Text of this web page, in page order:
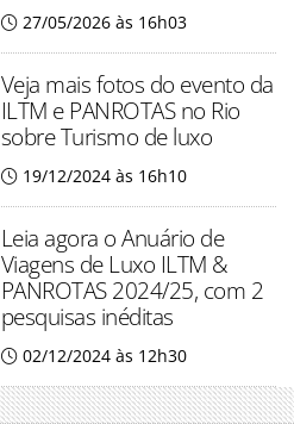
27/05/2026 às 16h03
Veja mais fotos do evento da
ILTM e PANROTAS no Rio
sobre Turismo de luxo
19/12/2024 às 16h10
Leia agora o Anuário de
Viagens de Luxo ILTM &
PANROTAS 2024/25, com 2
pesquisas inéditas
02/12/2024 às 12h30